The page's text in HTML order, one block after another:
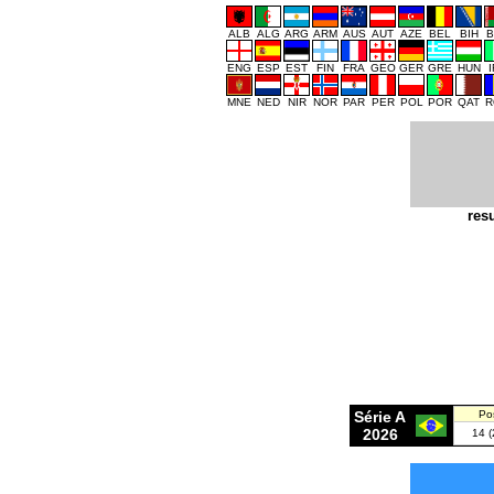
ALB ALG ARG ARM AUS AUT AZE BEL BIH
ENG ESP EST FIN FRA GEO GER GRE HUN
MNE NED NIR NOR PAR PER POL POR QAT
Série A
2026
14